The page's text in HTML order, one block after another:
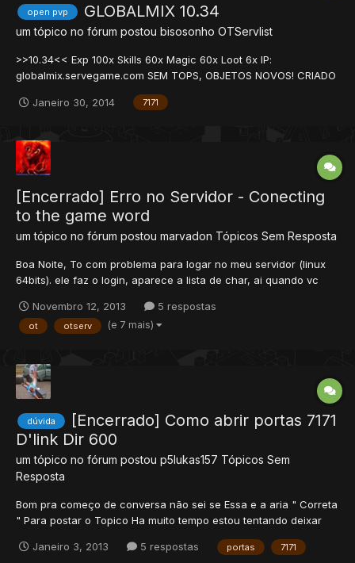
open pvp GLOBALMIX 10.34
um tópico no fórum postou bisosonho OTServlist
>>10.34<< Exp 100x Skills 60x Magic 60x Loot 6x IP:
globalmix.servegame.com SEM TOPS, OBJETOS NOVOS! CRIADO
Janeiro 30, 2014
7171
[Encerrado] Erro no Servidor - Conecting
to the game word
um tópico no fórum postou marvadon Tópicos Sem Resposta
Boa Noite, To com problema para logar no meu servidor (linux
64bits). ele faz o login, aparece a lista de char, ai quando vc
game word e não sai disso. preciso consertar esse erro. alguém
pode me ajudar? obrigado.
Novembro 12, 2013 5 respostas
ot otserv (e 7 mais)
dúvida
[Encerrado] Como abrir portas 7171
D'link Dir 600
um tópico no fórum postou p5lukas157 Tópicos Sem
Resposta
Bom pra começo de conversa não sei se Essa e a aria " Correta
" Para postar o Topico Ha muito tempo estou tentando deixar
Roteador d'link dir 600 Se auguem me ajudar REP+ Fico muito
Janeiro 3, 2013 5 respostas portas 7171